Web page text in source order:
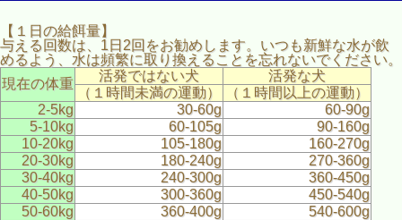
【１日の給餌量】
与える回数は、1日2回をお勧めします。いつも新鮮な水が飲
めるよう、水は頻繁に取り換えることを忘れないでください。
現在の体重
活発ではない犬
活発な犬
（１時間未満の運動）
（１時間以上の運動）
2-5kg
30-60g
60-90g
5-10kg
60-105g
90-160g
10-20kg
105-180g
160-270g
20-30kg
180-240g
270-360g
30-40kg
240-300g
360-450g
40-50kg
300-360g
450-540g
50-60kg
360-400g 540-600g